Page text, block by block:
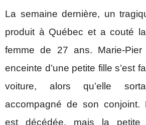
La semaine dernière, un
produit à Québec et a couté
femme de 27 ans. Marie-
enceinte d’une petite fille s’est
voiture, alors qu’elle
accompagné de son conjoint.
est décédée, mais la petite